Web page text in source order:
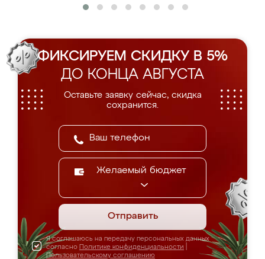
ФИКСИРУЕМ СКИДКУ В 5%
ДО КОНЦА АВГУСТА
Оставьте заявку сейчас, скидка
сохранится.
Желаемый бюджет
Отправить
Я соглашаюсь на передачу персональных данных
согласно Политике конфиденциальности
Пользовательскому соглашению